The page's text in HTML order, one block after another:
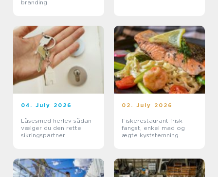
branding
04. July 2026
Låsesmed herlev sådan
vælger du den rette
sikringspartner
02. July 2026
Fiskerestaurant frisk
fangst, enkel mad og
ægte kyststemning